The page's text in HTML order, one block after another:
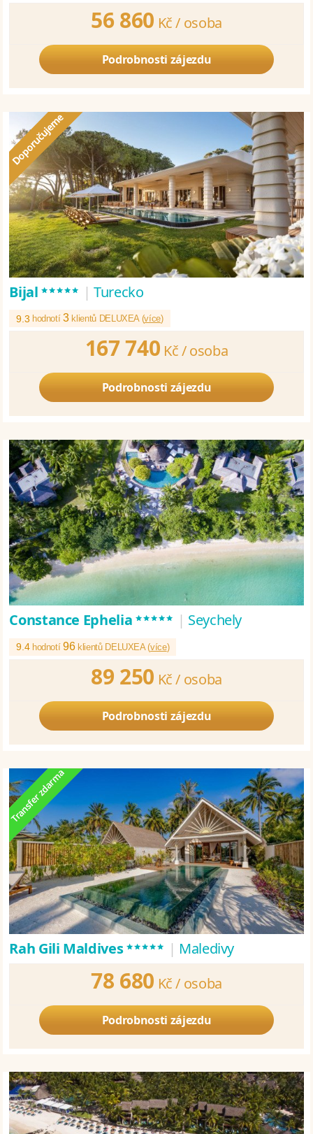
56 860 Kč / osoba
Podrobnosti zájezdu
Bijal***** | Turecko
9.3 hodnotí3klientů DELUXEA (více)
167 740 Kč /osoba
Podrobnosti zájezdu
Constance Ephelia***** | Seychely
9.4 hodnotí96klientů DELUXEA (více)
89 250 Kč / osoba
Podrobnosti zájezdu
Rah Gili Maldives***** | Maledivy
78 680 Kč / osoba
Podrobnosti zájezdu